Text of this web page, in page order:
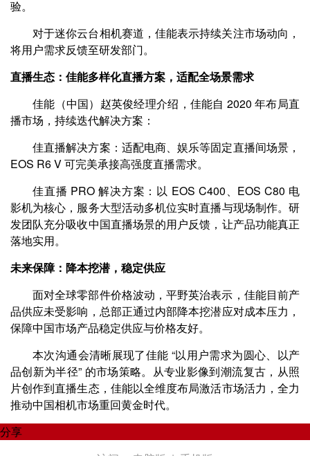
验。
对于迷你云台相机赛道，佳能表示持续关注市场动向，
将用户需求反馈至研发部门。
直播生态：佳能多样化直播方案，适配全场景需求
佳能（中国）赵英俊经理介绍，佳能自 2020 年布局直
播市场，持续迭代解决方案：
佳直播解决方案：适配电商、娱乐等固定直播间场景，
EOS R6 V 可完美承接高强度直播需求。
佳直播 PRO 解决方案：以 EOS C400、EOS C80 电
影机为核心，服务大型活动多机位实时直播与现场制作。研
发团队充分吸收中国直播场景的用户反馈，让产品功能真正
落地实用。
未来保障：降本挖潜，稳定供应
面对全球零部件价格波动，平野英治表示，佳能目前产
品供应未受影响，总部正通过内部降本挖潜应对成本压力，
保障中国市场产品稳定供应与价格友好。
本次沟通会清晰展现了佳能 “以用户需求为圆心、以产
品创新为半径” 的市场策略。从专业影像到潮流复古，从照
片创作到直播生态，佳能以全维度布局激活市场活力，全力
推动中国相机市场重回黄金时代。
分享